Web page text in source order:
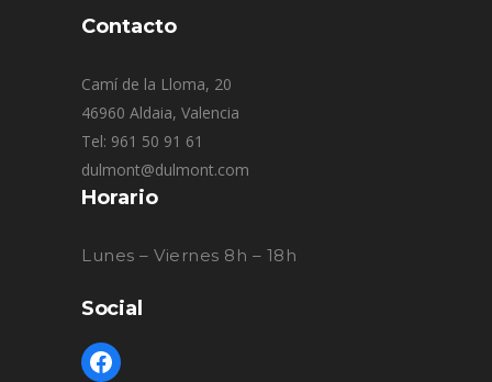
Contacto
Camí de la Lloma, 20
46960 Aldaia, Valencia
Tel: 961 50 91 61
dulmont@dulmont.com
Horario
Lunes – Viernes 8h – 18h
Social